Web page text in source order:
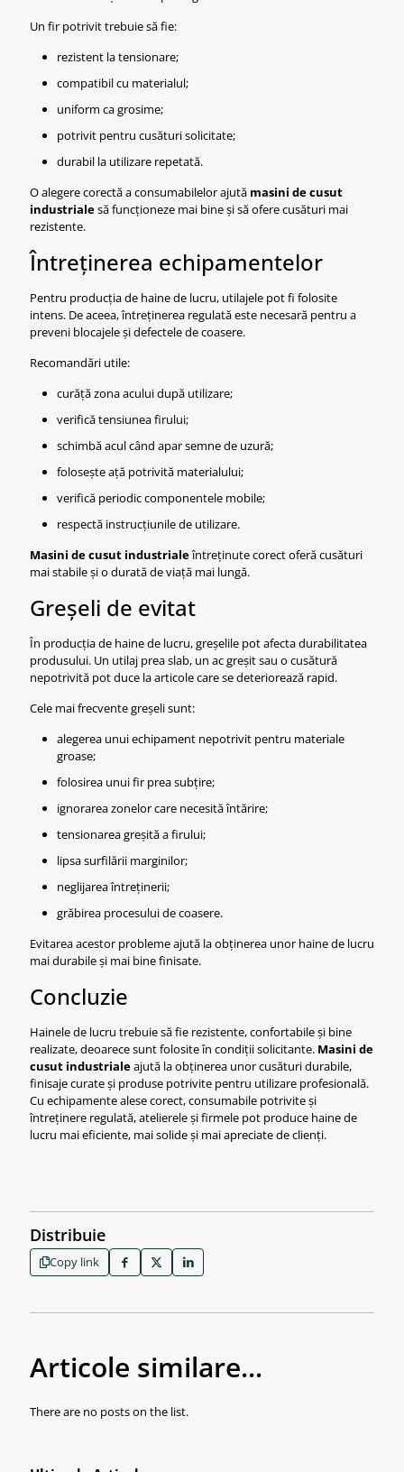
Un fir potrivit trebuie să fie:
rezistent la tensionare;
compatibil cu materialul;
uniform ca grosime;
potrivit pentru cusături solicitate;
durabil la utilizare repetată.
O alegere corectă a consumabilelor ajută masini de cusut
industrialesă funcționeze mai bine și să ofere cusături mai
rezistente.
Întreținerea echipamentelor
Pentru producția de haine de lucru, utilajele pot fi folosite
intens. De aceea, întreținerea regulată este necesară pentru a
preveni blocajele și defectele de coasere.
Recomandări utile:
curăță zona acului după utilizare;
verifică tensiunea firului;
schimbă acul când apar semne de uzură;
folosește ață potrivită materialului;
verifică periodic componentele mobile;
respectă instrucțiunile de utilizare.
Masini de cusut industrialeîntreținute corect oferă cusături
mai stabile și o durată de viață mai lungă.
Greșeli de evitat
În producția de haine de lucru, greșelile pot afecta durabilitatea
produsului. Un utilaj prea slab, un ac greșit sau o cusătură
nepotrivită pot duce la articole care se deteriorează rapid.
Cele mai frecvente greșeli sunt:
alegerea unui echipament nepotrivit pentru materiale
groase;
folosirea unui fir prea subțire;
ignorarea zonelor care necesită întărire;
tensionarea greșită a firului;
lipsa surfilării marginilor;
neglijarea întreținerii;
grăbirea procesului de coasere.
Evitarea acestor probleme ajută la obținerea unor haine de lucru
mai durabile și mai bine finisate.
Concluzie
Hainele de lucru trebuie să fie rezistente, confortabile și bine
realizate, deoarece sunt folosite în condiții solicitante. Masini de
cusut industrialeajută la obținerea unor cusături durabile,
finisaje curate și produse potrivite pentru utilizare profesională.
Cu echipamente alese corect, consumabile potrivite și
întreținere regulată, atelierele și firmele pot produce haine de
lucru mai eficiente, mai solide și mai apreciate de clienți.
Distribuie
Copy link
Articole similare...
There are no posts on the list.